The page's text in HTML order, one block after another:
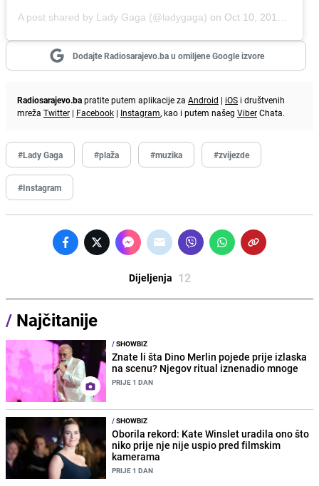
A post shared by Lady Gaga (@ladygaga) on Oct 10, 2018 at 9:08am PDT
Dodajte Radiosarajevo.ba u omiljene Google izvore
Radiosarajevo.bapratite putem aplikacije za Android | iOS i društvenih
mreža Twitter | Facebook | Instagram, kao i putem našeg ViberChata.
#Lady Gaga #plaža #muzika #zvijezde
#Instagram
Dijeljenja 12
/ Najčitanije
/SHOWBIZ
Znate li šta Dino Merlin pojede prije izlaska
na scenu? Njegov ritual iznenadio mnoge
PRIJE 1 DAN
/SHOWBIZ
Oborila rekord: Kate Winslet uradila ono što
niko prije nje nije uspio pred filmskim
kamerama
PRIJE 1 DAN